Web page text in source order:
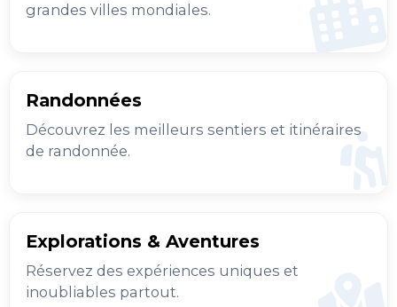
grandes villes mondiales.
Randonnées
Découvrez les meilleurs sentiers et itinéraires
de randonnée.
Explorations & Aventures
Réservez des expériences uniques et
inoubliables partout.